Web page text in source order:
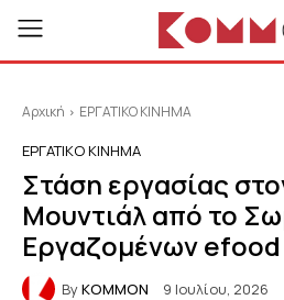
Αρχική ΕΡΓΑΤΙΚΟ ΚΙΝΗΜΑ
ΕΡΓΑΤΙΚΟ ΚΙΝΗΜΑ
Στάση εργασίας
Μουντιάλ από το
Εργαζομένων efood
ByKOMMON 9 Ιουλίου, 2026